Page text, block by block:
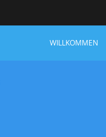
WILLKOMMEN